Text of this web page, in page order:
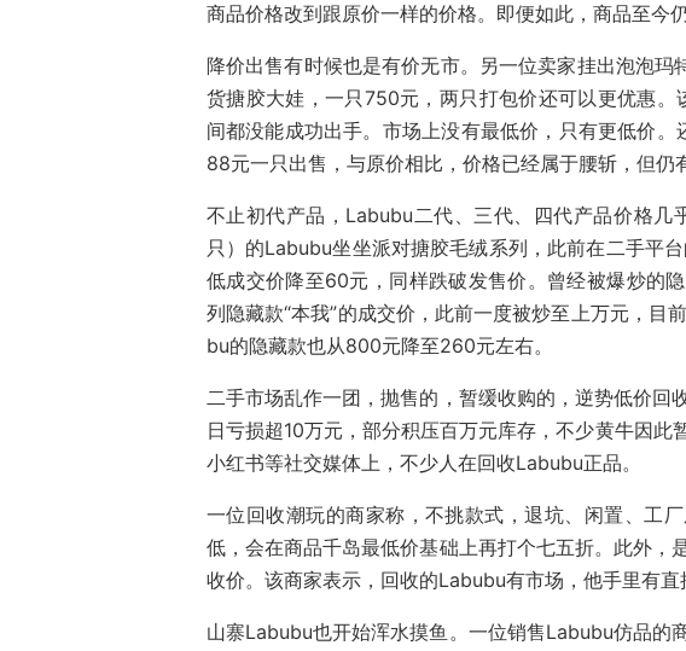
商品价格改到跟原价一样的价格。即便如此，商品至今
降价出售有时候也是有价无市。另一位卖家挂出泡泡
货搪胶大娃，一只750元，两只打包价还可以更优惠
间都没能成功出手。市场上没有最低价，只有更低价
88元一只出售，与原价相比，价格已经属于腰斩，但仍
不止初代产品，Labubu二代、三代、四代产品价格
只）的Labubu坐坐派对搪胶毛绒系列，此前在二手平
低成交价降至60元，同样跌破发售价。曾经被爆炒的
列隐藏款“本我”的成交价，此前一度被炒至上万元，目
bu的隐藏款也从800元降至260元左右。
二手市场乱作一团，抛售的，暂缓收购的，逆势低价回
日亏损超10万元，部分积压百万元库存，不少黄牛因此
小红书等社交媒体上，不少人在回收Labubu正品。
一位回收潮玩的商家称，不挑款式，退坑、闲置、工
低，会在商品千岛最低价基础上再打个七五折。此外，
收价。该商家表示，回收的Labubu有市场，他手里有直
山寨Labubu也开始浑水摸鱼。一位销售Labubu仿品的